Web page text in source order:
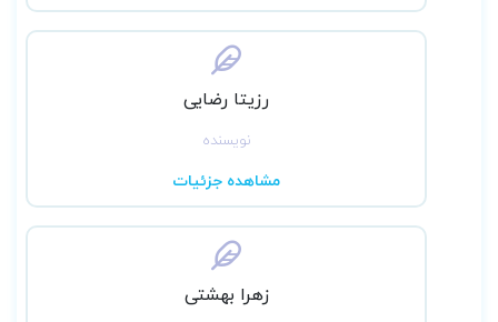
رزیتا رضایی
نویسنده
مشاهده جزئیات
زهرا بهشتی